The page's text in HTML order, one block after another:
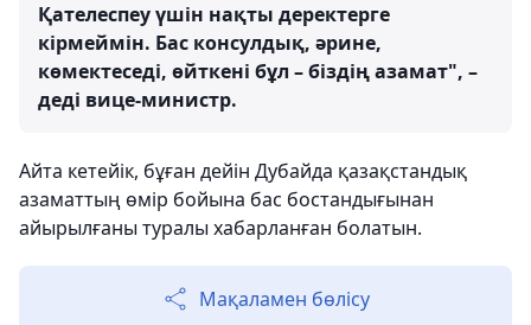
Қателеспеу үшін нақты деректерге
кірмеймін. Бас консулдық, әрине,
көмектеседі, өйткені бұл – біздің азамат", –
деді вице-министр.
Айта кетейік, бұған дейін Дубайда қазақстандық
азаматтың өмір бойына бас бостандығынан
айырылғаны туралы хабарланған болатын.
Мақаламен бөлісу